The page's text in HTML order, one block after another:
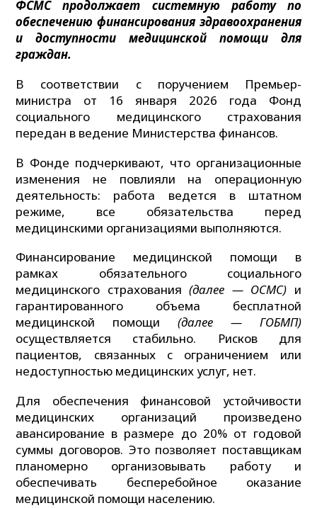
ФСМС продолжает системную работу по
обеспечению финансирования здравоохранения
и доступности медицинской помощи для
граждан.
В соответствии с поручением Премьер-
министра от 16 января 2026 года Фонд
социального медицинского страхования
передан в ведение Министерства финансов.
В Фонде подчеркивают, что организационные
изменения не повлияли на операционную
деятельность: работа ведется в штатном
режиме, все обязательства перед
медицинскими организациями выполняются.
Финансирование медицинской помощи в
рамках обязательного социального
медицинского страхования(далее — ОСМС) и
гарантированного объема бесплатной
медицинской помощи (далее — ГОБМП)
осуществляется стабильно. Рисков для
пациентов, связанных с ограничением или
недоступностью медицинских услуг, нет.
Для обеспечения финансовой устойчивости
медицинских организаций произведено
авансирование в размере до 20% от годовой
суммы договоров. Это позволяет поставщикам
планомерно организовывать работу и
обеспечивать бесперебойное оказание
медицинской помощи населению.